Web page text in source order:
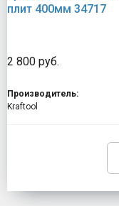
плит 400мм 34717
2 800 руб.
Производитель:
Kraftool